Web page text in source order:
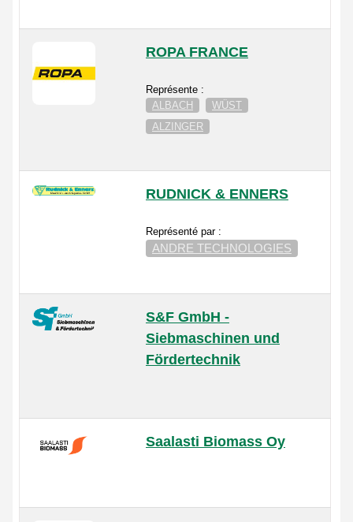
ROPA FRANCE
Représente :
ALBACH
WÜST
ALZINGER
RUDNICK & ENNERS
Représenté par :
ANDRE TECHNOLOGIES
S&F GmbH -
Siebmaschinen und
Fördertechnik
Saalasti Biomass Oy